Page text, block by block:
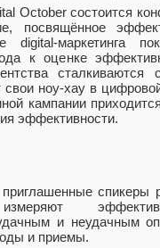
October состоится
посвящённое
маркетинга
к оценке
сталкиваются
свои ноу-хау в
кампании
эффективности.
спикеры
и неудачным
и приемы.